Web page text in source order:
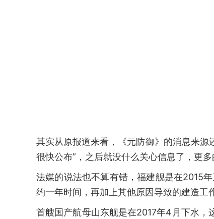
其实从原报道来看，《元防御》的消息来
很快公布”，之后就没什么关心信息了，更
法媒的说法也不算有错，福建舰是在2015
约一年时间，再加上其他原因导致的建造工
首艘国产航母山东舰是在2017年4月下水，